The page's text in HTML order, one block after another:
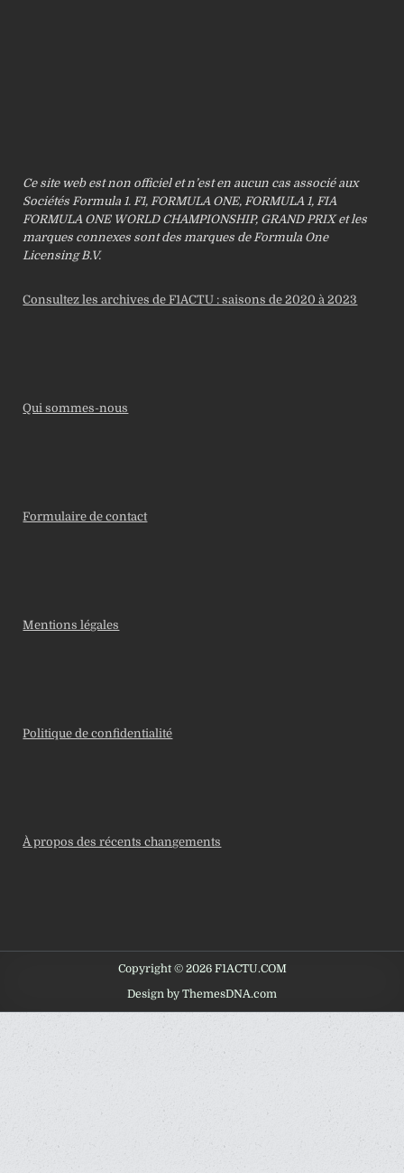
Ce site web est non officiel et n’est en aucun cas associé aux
Sociétés Formula 1. F1, FORMULA ONE, FORMULA 1, FIA
FORMULA ONE WORLD CHAMPIONSHIP, GRAND PRIX et les
marques connexes sont des marques de Formula One
Licensing B.V.
Consultez les archives de F1ACTU : saisons de 2020 à 2023
Qui sommes-nous
Formulaire de contact
Mentions légales
Politique de confidentialité
À propos des récents changements
Copyright © 2026 F1ACTU.COM
Design by ThemesDNA.com